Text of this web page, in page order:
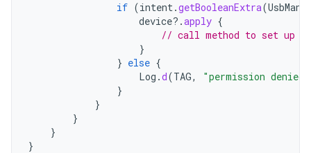
if (intent.getBooleanExtra(
device?.apply {
// call method to set up
}
} else {
Log .d(TAG,
"permission
}
}
}
}
}